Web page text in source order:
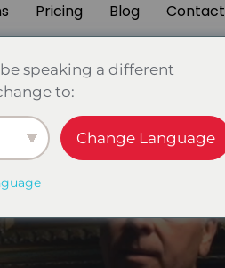
Pricing Blog Contact
speaking a different
to:
Change Language